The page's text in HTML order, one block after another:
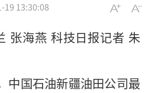
19 13:30:08
张海燕 科技日报记者 朱
中国石油新疆油田公司最